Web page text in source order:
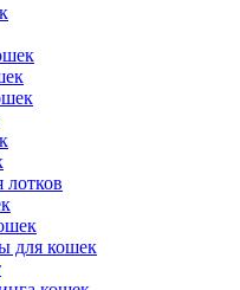
лотков
для кошек